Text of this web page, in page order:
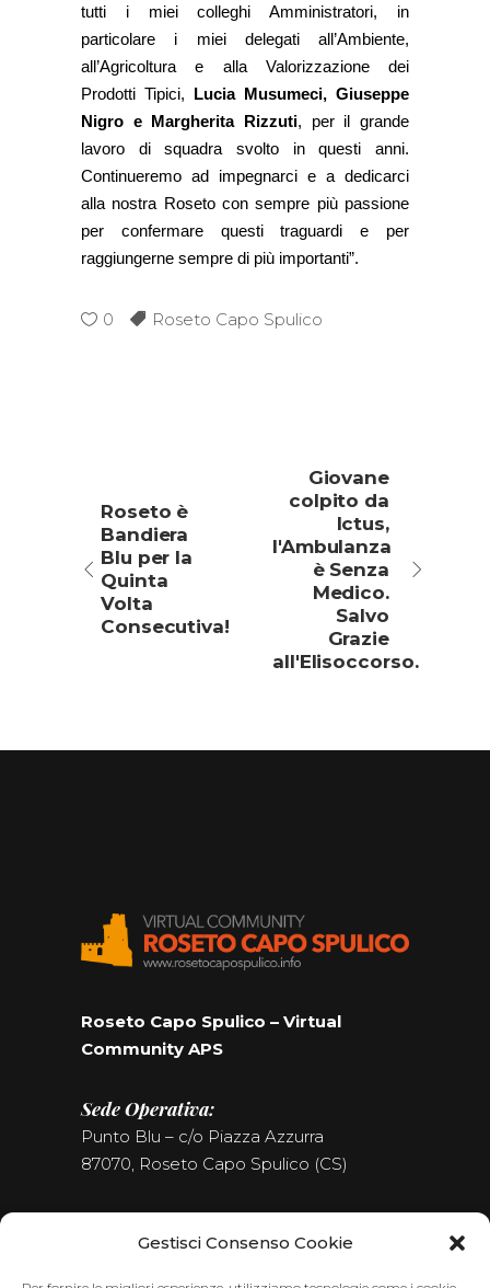
Gestisci Consenso Cookie
tutti i miei colleghi Amministratori, in
particolare i miei delegati all’Ambiente,
all’Agricoltura e alla Valorizzazione dei
Prodotti Tipici, Lucia Musumeci, Giuseppe
Nigro e Margherita Rizzuti, per il grande
lavoro di squadra svolto in questi anni.
Continueremo ad impegnarci e a dedicarci
alla nostra Roseto con sempre più passione
per confermare questi traguardi e per
raggiungerne sempre di più importanti”.
0 Roseto Capo Spulico
Roseto è
Bandiera
Blu per la
Quinta
Volta
Consecutiva!
Giovane
colpito da
Ictus,
l'Ambulanza
è Senza
Medico.
Salvo
Grazie
all'Elisoccorso.
Roseto Capo Spulico – Virtual
Community APS
Sede Operativa:
Punto Blu – c/o Piazza Azzurra
87070, Roseto Capo Spulico (CS)